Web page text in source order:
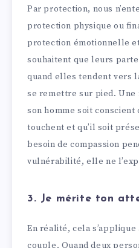
Par protection, nous
protection physique ou
protection émotionnelle
souhaitent que leurs
quand elles tendent vers
se remettre sur pied. Une
son homme soit
touchent et qu’il soit
besoin de compassion
vulnérabilité, elle ne
3. Je mérite ton
En réalité, cela
couple. Quand deux